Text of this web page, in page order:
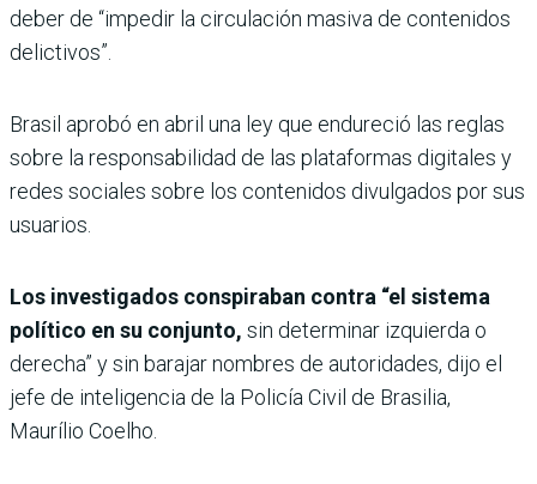
deber de “impedir la circulación masiva de contenidos
delictivos”.
Brasil aprobó en abril una ley que endureció las reglas
sobre la responsabilidad de las plataformas digitales y
redes sociales sobre los contenidos divulgados por sus
usuarios.
Los investigados conspiraban contra “el sistema
político en su conjunto, sin determinar izquierda o
derecha” y sin barajar nombres de autoridades, dijo el
jefe de inteligencia de la Policía Civil de Brasilia,
Maurílio Coelho.